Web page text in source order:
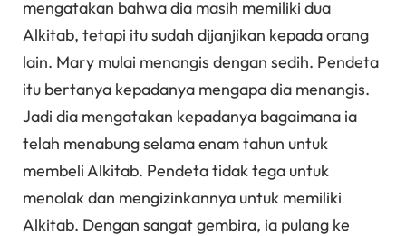
mengatakan bahwa dia masih memiliki dua
Alkitab, tetapi itu sudah dijanjikan kepada orang
lain. Mary mulai menangis dengan sedih. Pendeta
itu bertanya kepadanya mengapa dia menangis.
Jadi dia mengatakan kepadanya bagaimana ia
telah menabung selama enam tahun untuk
membeli Alkitab. Pendeta tidak tega untuk
menolak dan mengizinkannya untuk memiliki
Alkitab. Dengan sangat gembira, ia pulang ke